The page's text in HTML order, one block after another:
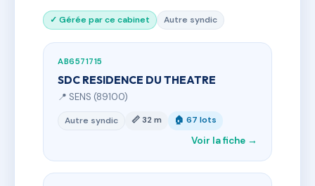
✓ Gérée par ce cabinet Autre syndic
AB6571715
SDC RESIDENCE DU THEATRE
📍 SENS (89100)
Autre syndic 📏 32 m 🏠 67 lots
Voir la fiche →